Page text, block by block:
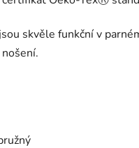
skvěle funkční v